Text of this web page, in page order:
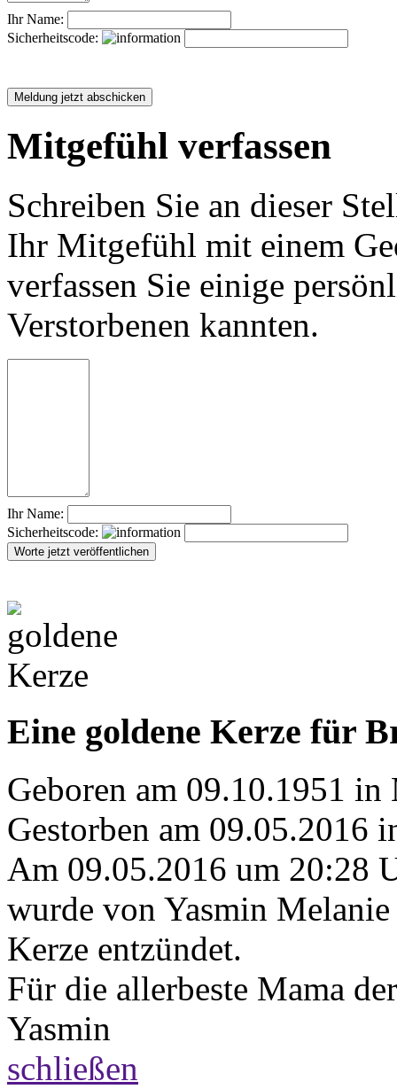
Ihr Name:
Sicherheitscode:
Mitgefühl verfassen
Schreiben Sie an dieser
Ihr Mitgefühl mit einem
verfassen Sie einige
Verstorbenen kannten.
Ihr Name:
Sicherheitscode:
Eine goldene Kerze für
Geboren am 09.10.1951 in
Gestorben am 09.05.2016
Am 09.05.2016 um 20:28
wurde von Yasmin
Kerze entzündet.
Für die allerbeste Mama
Yasmin
schließen